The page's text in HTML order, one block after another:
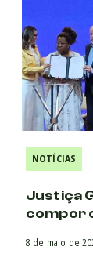
NOTÍCIAS
Justiça
compor
8 de maio de